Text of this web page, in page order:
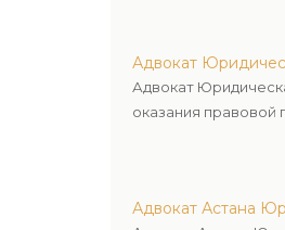
Адвокат
Адвокат
оказания правовой
Адвокат Астана